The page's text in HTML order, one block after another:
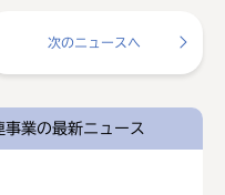
次のニュースへ
業の最新ニュース